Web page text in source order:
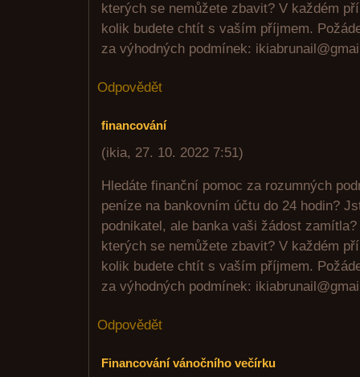
kterých se nemůžete zbavit? V každém
kolik budete chtít s vaším příjmem.
za výhodných podmínek:
Odpovědět
financování
(ikia, 27. 10. 2022 7:51)
Hledáte finanční pomoc za rozumných
peníze na bankovním účtu do 24 hodin?
podnikatel, ale banka vaši žádost
kterých se nemůžete zbavit? V každém
kolik budete chtít s vaším příjmem.
za výhodných podmínek:
Odpovědět
Financování vánočního večírku